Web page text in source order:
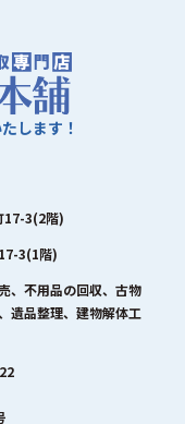
します！
17-3(2階)
3(1階)
、不用品の回収、古物
遺品整理、建物解体工